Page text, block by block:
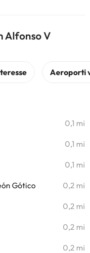
Alfonso V
0,1 mi
0,1 mi
0,1 mi
Gótico 0,2 mi
0,2 mi
0,2 mi
0,2 mi